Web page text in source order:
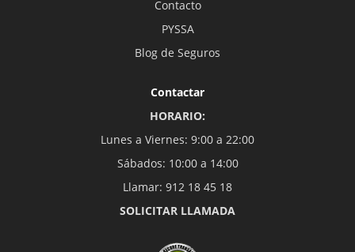
Contacto
PYSSA
Blog de Seguros
Contactar
HORARIO:
Lunes a Viernes: 9:00 a 22:00
Sábados: 10:00 a 14:00
Llamar: 912 18 45 18
SOLICITAR LLAMADA